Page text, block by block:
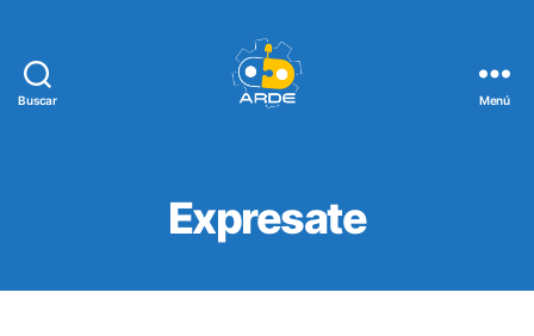
Buscar Menú
Expresate